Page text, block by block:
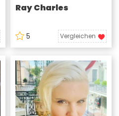
Ray Charles
5 Vergleichen